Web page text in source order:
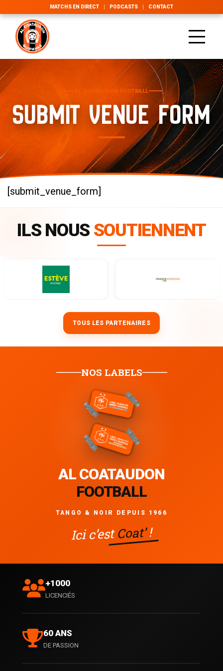
MATCHS EN DIRECT PODCASTS CONTACT
AL COATAUDON FOOTBALL
SUBMIT VENUE FORM
[submit_venue_form]
ILS NOUS SOUTIENNENT
TOUS LES PARTENAIRES
NOS LABELS
AL COATAUDON
FOOTBALL
TANGO & NOIR DEPUIS 1966
Ici c’estCoat’!
+1000
LICENCIÉS
60 ANS
DE PASSION